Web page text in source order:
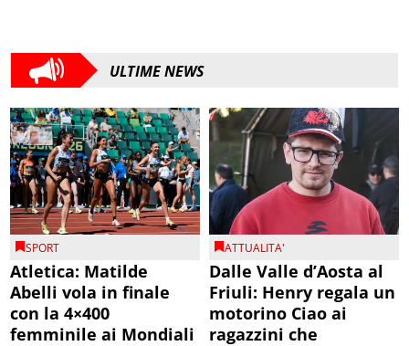
ULTIME NEWS
SPORT
Atletica: Matilde
Abelli vola in finale
con la 4×400
femminile ai Mondiali
ATTUALITA'
Dalle Valle d’Aosta al
Friuli: Henry regala un
motorino Ciao ai
ragazzini che